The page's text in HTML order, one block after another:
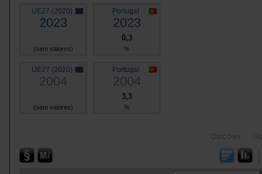
UE27 (2020)
2023
(sem valores)
Portugal
2023
0,3
%
UE27 (2020)
2004
(sem valores)
Portugal
2004
3,3
%
Opções